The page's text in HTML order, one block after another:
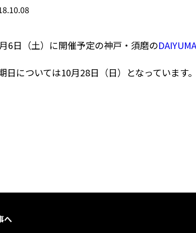
6日（土）に開催予定の神戸・須磨の
日については10月28日（日）となっています
へ